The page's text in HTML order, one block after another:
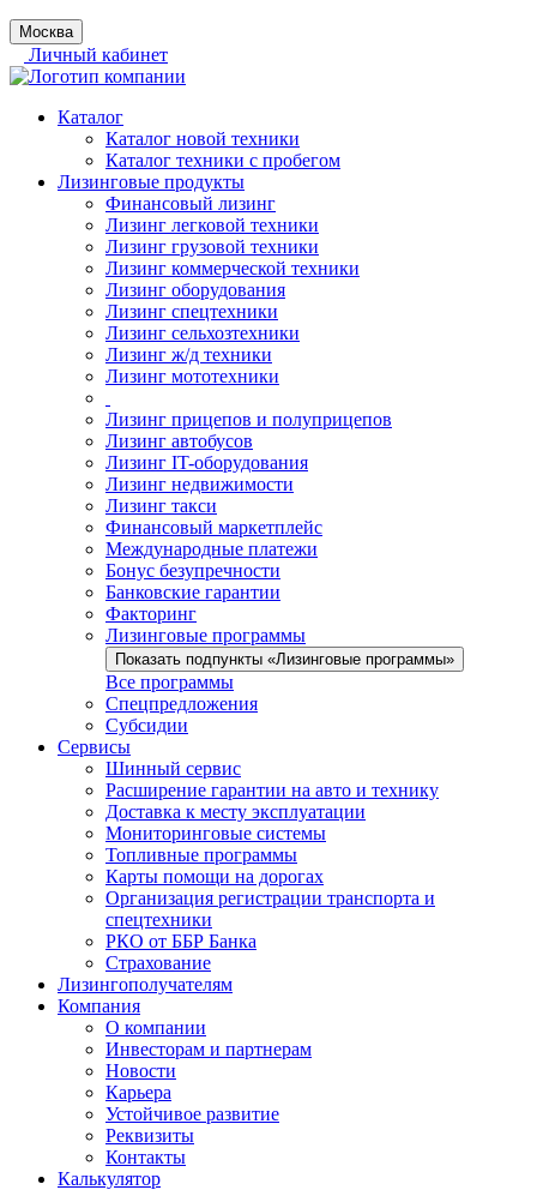
Москва
Личный кабинет
Каталог
Каталог новой техники
Каталог техники с пробегом
Лизинговые продукты
Финансовый лизинг
Лизинг легковой техники
Лизинг грузовой техники
Лизинг коммерческой техники
Лизинг оборудования
Лизинг спецтехники
Лизинг сельхозтехники
Лизинг ж/д техники
Лизинг мототехники
Лизинг прицепов и полуприцепов
Лизинг автобусов
Лизинг IT-оборудования
Лизинг недвижимости
Лизинг такси
Финансовый маркетплейс
Международные платежи
Бонус безупречности
Банковские гарантии
Факторинг
Лизинговые программы
Показать подпункты «Лизинговые программы»
Все программы
Спецпредложения
Субсидии
Сервисы
Шинный сервис
Расширение гарантии на авто и технику
Доставка к месту эксплуатации
Мониторинговые системы
Топливные программы
Карты помощи на дорогах
Организация регистрации транспорта и
спецтехники
РКО от ББР Банка
Страхование
Лизингополучателям
Компания
О компании
Инвесторам и партнерам
Новости
Карьера
Устойчивое развитие
Реквизиты
Контакты
Калькулятор